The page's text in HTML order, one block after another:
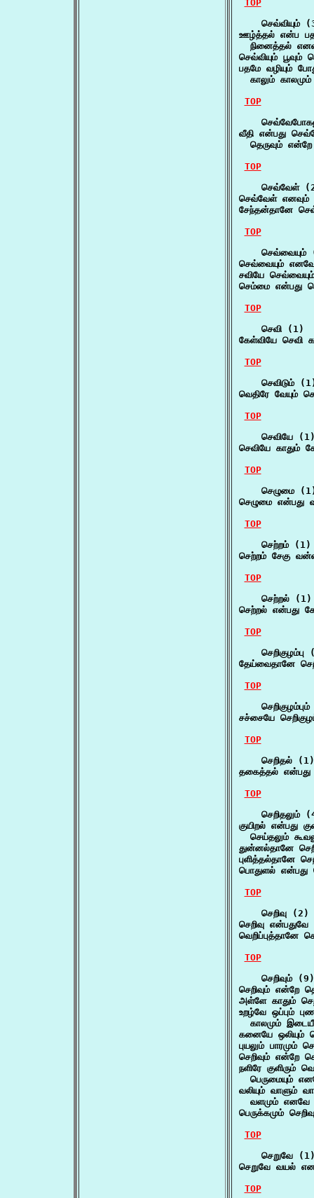
TOP
செவ்வியும்
ஊழ்த்தல் என்ப
நினைத்தல்
செவ்வியும்
பதமே வழியும்
காலும்
TOP
வீதி என்பது
தெருவும்
TOP
செவ்வேள்
செவ்வேள் எனவும்
சேந்தன்தானே
TOP
செவ்வையும்
செவ்வையும்
சவியே
செம்மை என்பது
TOP
    செவி (1)
கேள்வியே செவி
TOP
செவிடும்
வெதிரே வேயும்
TOP
செவியே
செவியே காதும்
TOP
செழுமை
செழுமை என்பது
TOP
    செற்றம் (1)
செற்றம் சேகு
TOP
    செற்றல் (1)
செற்றல் என்பது
TOP
செறிகுழம்பு
தேய்வைதானே
TOP
சச்சையே
TOP
    செறிதல் (1)
தகைத்தல்
TOP
செறிதலும்
குயிறல் என்பது
செய்தலும்
துன்னல்தானே
புளித்தல்தானே
பொதுளல் என்பது
TOP
    செறிவு (2)
செறிவு
வெறிப்புத்தானே
TOP
    செறிவும் (9)
செறிவும் என்றே
அள்ளே காதும்
உறழ்வே ஒப்பும்
காலமும்
கனையே ஒலியும்
புயலும் பாரமும்
செறிவும் என்றே
நளிரே குளிரும்
பெருமையும்
வலியும் வாளும்
வளமும் எனவே
பெருக்கமும்
TOP
செறுவே
செறுவே வயல்
TOP